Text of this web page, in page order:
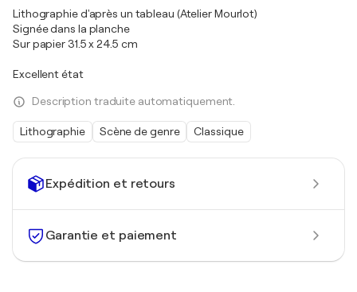
Expédition et retours
Garantie et paiement
Lithographie d'après un tableau (Atelier Mourlot)
Signée dans la planche
Sur papier 31.5 x 24.5 cm
Excellent état
Description traduite automatiquement.
Lithographie Scène de genre Classique